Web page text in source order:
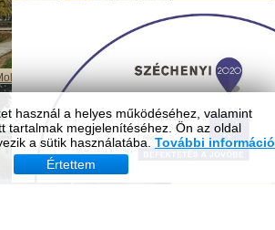
használ a helyes működéséhez, valamint
tartalmak megjelenítéséhez. Ön az oldal
a sütik használatába. További információ
Értettem
Tavirózsa Óvoda